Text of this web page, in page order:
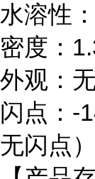
水溶性
密度：
外观：
闪点：-
无闪点）